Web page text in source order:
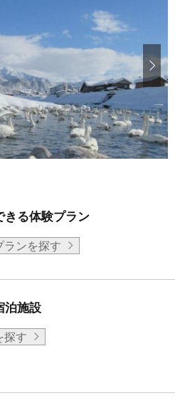
きる体験プラン
ンを探す
泊施設
探す